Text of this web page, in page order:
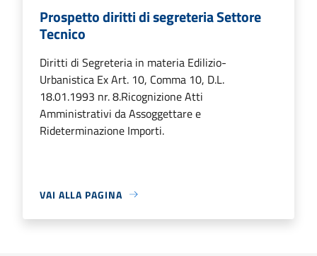
Prospetto diritti di segreteria Settore
Tecnico
Diritti di Segreteria in materia Edilizio-
Urbanistica Ex Art. 10, Comma 10, D.L.
18.01.1993 nr. 8.Ricognizione Atti
Amministrativi da Assoggettare e
Rideterminazione Importi.
VAI ALLA PAGINA